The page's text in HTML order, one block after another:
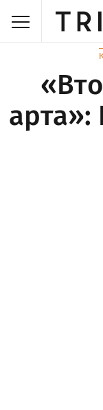
арта»: